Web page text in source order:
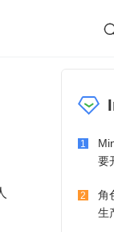
微服务
1
要
2
角
生